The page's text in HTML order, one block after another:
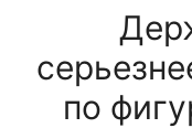
по